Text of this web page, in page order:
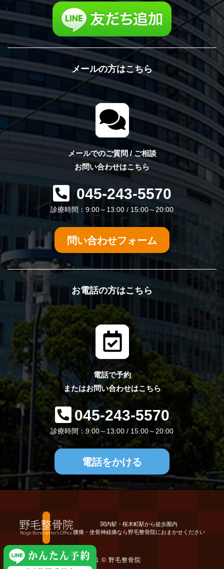
メールの方はこちら
メールでのご質問 / ご相談
お問い合わせはこちら
045-243-5570
診療時間：9:00～13:00 / 15:00～20:00
問い合わせフォーム
お電話の方はこちら
電話で予約
またはお問い合わせはこちら
045-243-5570
診療時間：9:00～13:00 / 15:00～20:00
電話をかける
関内駅・桜木町駅から徒歩圏内
腰痛・坐骨神経痛なら野毛整骨院におまかせください
2021 © 野毛整骨院